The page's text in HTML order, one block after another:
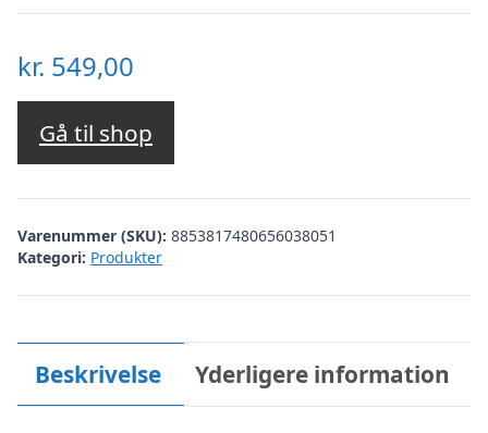
kr. 549,00
Gå til shop
Varenummer (SKU): 8853817480656038051
Kategori: Produkter
Beskrivelse Yderligere information